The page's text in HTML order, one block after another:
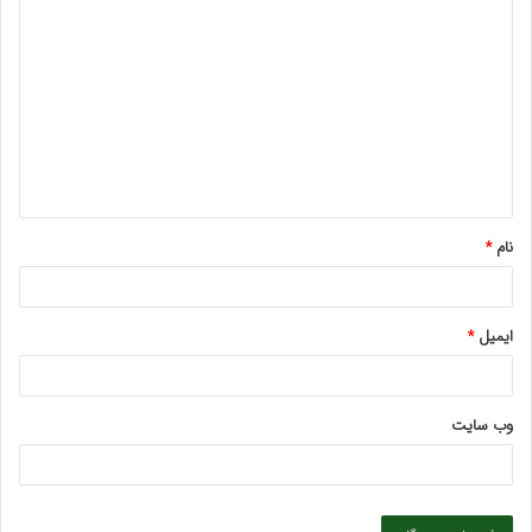
*
نام*
ایمیل*
وب‌ سایت